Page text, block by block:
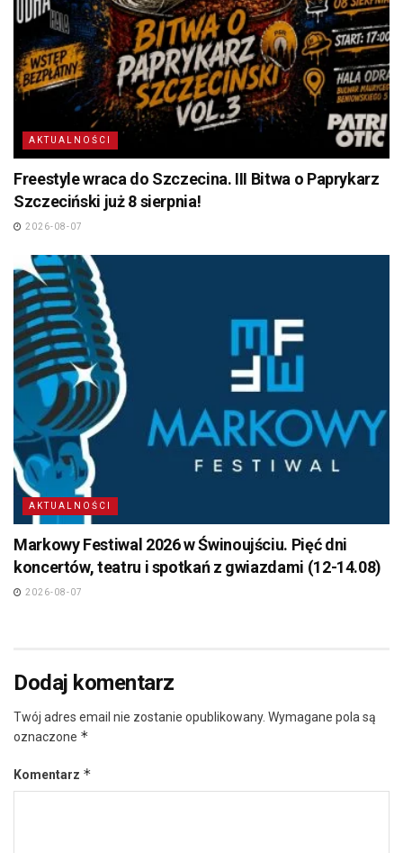
AKTUALNOŚCI
Freestyle wraca do Szczecina. III Bitwa o Paprykarz
Szczeciński już 8 sierpnia!
2026-08-07
AKTUALNOŚCI
Markowy Festiwal 2026 w Świnoujściu. Pięć dni
koncertów, teatru i spotkań z gwiazdami (12-14.08)
2026-08-07
Dodaj komentarz
Twój adres email nie zostanie opublikowany. Wymagane pola są
oznaczone *
Komentarz *